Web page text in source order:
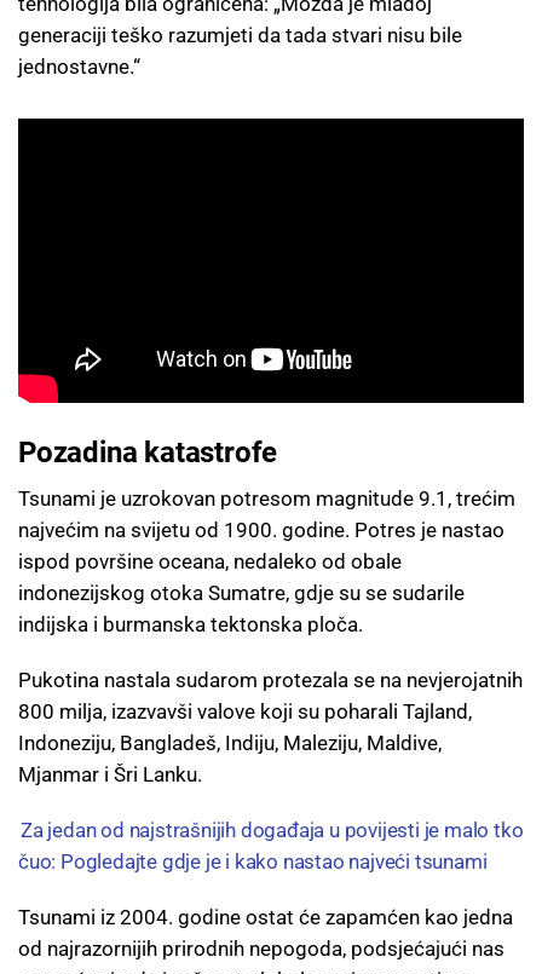
generaciji teško razumjeti da tada stvari nisu bile
jednostavne.“
Pozadina katastrofe
Tsunami je uzrokovan potresom magnitude 9.1, trećim
najvećim na svijetu od 1900. godine. Potres je nastao
ispod površine oceana, nedaleko od obale
indonezijskog otoka Sumatre, gdje su se sudarile
indijska i burmanska tektonska ploča.
Pukotina nastala sudarom protezala se na nevjerojatnih
800 milja, izazvavši valove koji su poharali Tajland,
Indoneziju, Bangladeš, Indiju, Maleziju, Maldive,
Mjanmar i Šri Lanku.
Za jedan od najstrašnijih događaja u povijesti je malo tko
čuo: Pogledajte gdje je i kako nastao najveći tsunami
Tsunami iz 2004. godine ostat će zapamćen kao jedna
od najrazornijih prirodnih nepogoda, podsjećajući nas